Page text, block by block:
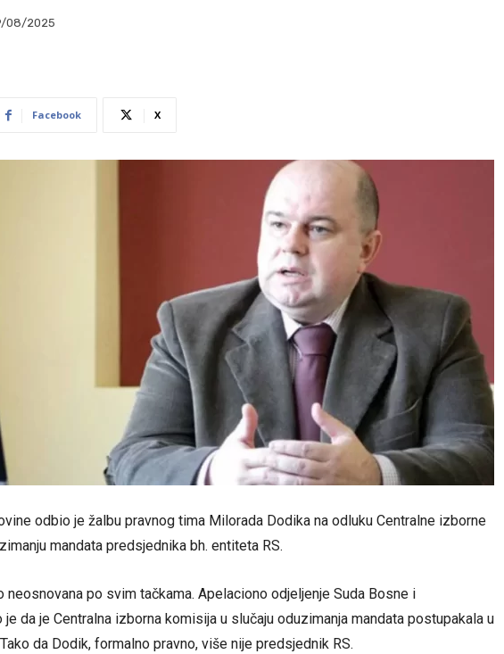
08/2025
Facebook X
odbio je žalbu pravnog tima Milorada Dodika na odluku Centralne izborne
mandata predsjednika bh. entiteta RS.
neosnovana po svim tačkama. Apelaciono odjeljenje Suda Bosne i
da je Centralna izborna komisija u slučaju oduzimanja mandata postupakala u
da Dodik, formalno pravno, više nije predsjednik RS.